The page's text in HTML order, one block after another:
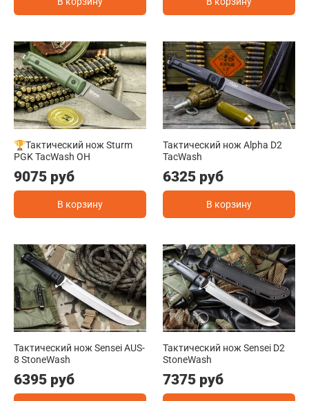
🏆Тактический нож Sturm
PGK TacWash OH
9075 руб
В корзину
Тактический нож Alpha D2
TacWash
6325 руб
В корзину
Тактический нож Sensei AUS-
8 StoneWash
6395 руб
Тактический нож Sensei D2
StoneWash
7375 руб